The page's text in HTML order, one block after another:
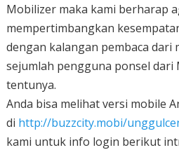
Mobilizer maka kami berharap
mempertimbangkan
dengan kalangan pembaca dari
sejumlah pengguna ponsel
tentunya.
Anda bisa melihat versi mobile
di http://buzzcity.mobi/
kami untuk info login berikut